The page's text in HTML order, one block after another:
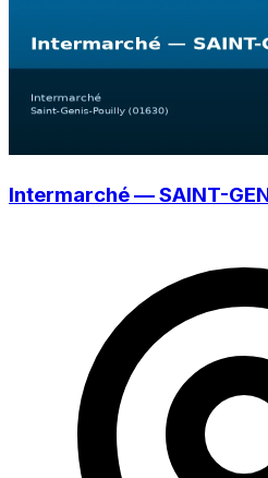
Intermarché — SAINT-